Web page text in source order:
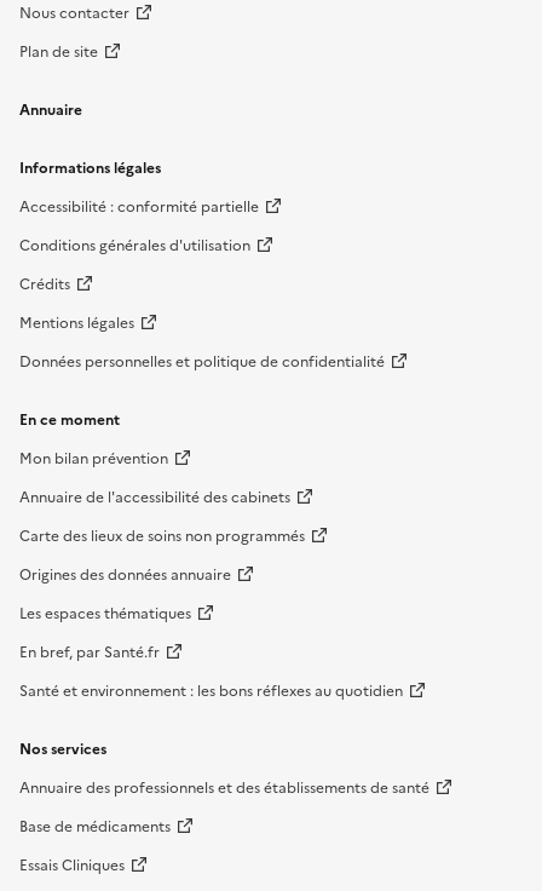
Nous contacter
Plan de site
Annuaire
Informations légales
Accessibilité : conformité partielle
Conditions générales d'utilisation
Crédits
Mentions légales
Données personnelles et politique de confidentialité
En ce moment
Mon bilan prévention
Annuaire de l'accessibilité des cabinets
Carte des lieux de soins non programmés
Origines des données annuaire
Les espaces thématiques
En bref, par Santé.fr
Santé et environnement : les bons réflexes au quotidien
Nos services
Annuaire des professionnels et des établissements de santé
Base de médicaments
Essais Cliniques